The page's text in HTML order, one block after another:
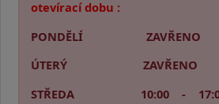
otevírací dobu :
PONDĚLÍ ZAVŘENO
ÚTERÝ ZAVŘENO
STŘEDA 10:00 -